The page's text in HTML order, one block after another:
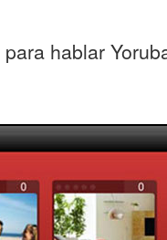
para hablar